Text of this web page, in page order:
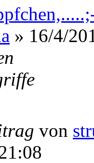
» 16/4/
von